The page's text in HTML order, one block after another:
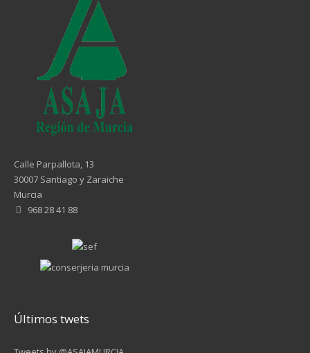
9
10
siguiente ›
Calle Parpallota, 13
30007 Santiago y Zaraiche
Murcia
968 28 41 88
Últimos twets